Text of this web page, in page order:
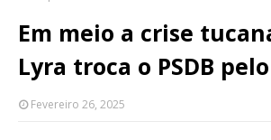
Em meio a crise
Lyra troca o PSDB pelo
Fevereiro 26, 2025